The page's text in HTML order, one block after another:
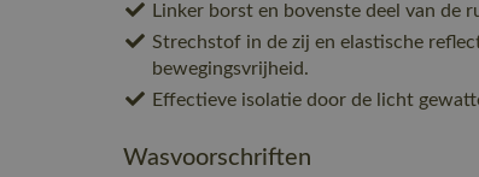
Linker borst en bovenste deel van de
Strechstof in de zij en elastische
bewegingsvrijheid.
Effectieve isolatie door de licht
Wasvoorschriften